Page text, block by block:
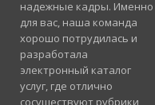
надежные кадры. Именно
для вас, наша команда
хорошо потрудилась и
разработала
электронный каталог
услуг, где отлично
сосуществуют рубрики